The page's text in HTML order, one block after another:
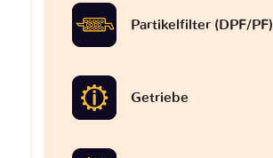
Partikelfilter (DPF/PF)
Getriebe